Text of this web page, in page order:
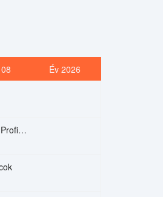
Év 2026
Le-Professionnel (Der Profi) – Chi Mai